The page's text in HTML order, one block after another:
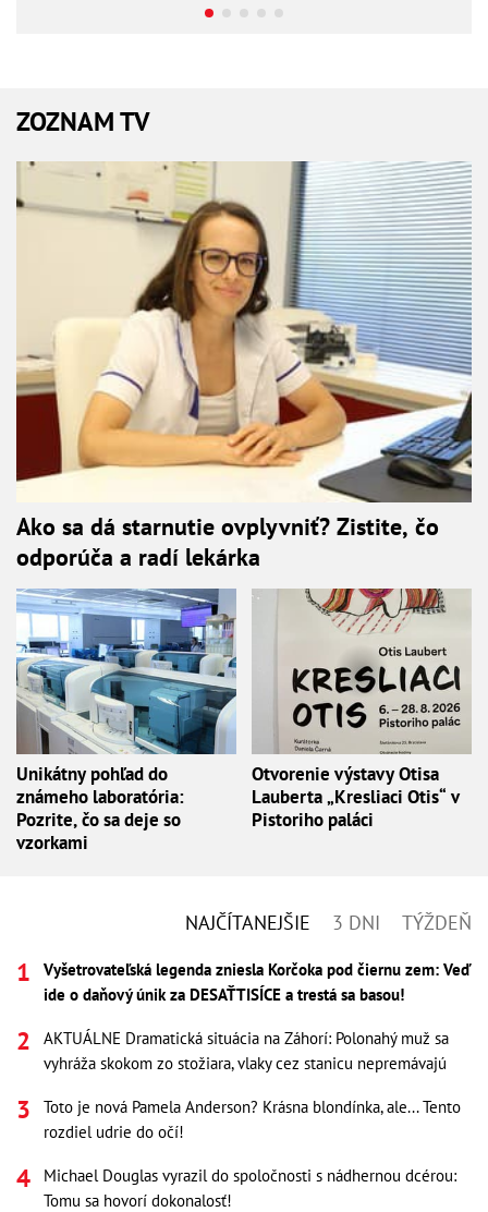
ZOZNAM TV
Ako sa dá starnutie ovplyvniť? Zistite, čo
odporúča a radí lekárka
Unikátny pohľad do
známeho laboratória:
Pozrite, čo sa deje so
vzorkami
Otvorenie výstavy Otisa
Lauberta „Kresliaci Otis“ v
Pistoriho paláci
NAJČÍTANEJŠIE 3 DNI TÝŽDEŇ
Vyšetrovateľská legenda zniesla Korčoka pod čiernu zem: Veď
ide o daňový únik za DESAŤTISÍCE a trestá sa basou!
AKTUÁLNE Dramatická situácia na Záhorí: Polonahý muž sa
vyhráža skokom zo stožiara, vlaky cez stanicu nepremávajú
Toto je nová Pamela Anderson? Krásna blondínka, ale... Tento
rozdiel udrie do očí!
Michael Douglas vyrazil do spoločnosti s nádhernou dcérou:
Tomu sa hovorí dokonalosť!